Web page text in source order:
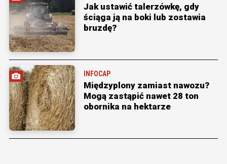
Jak ustawić talerzówkę, gdy
ściąga ją na boki lub zostawia
bruzdę?
INFOCAP
Międzyplony zamiast nawozu?
Mogą zastąpić nawet 28 ton
obornika na hektarze